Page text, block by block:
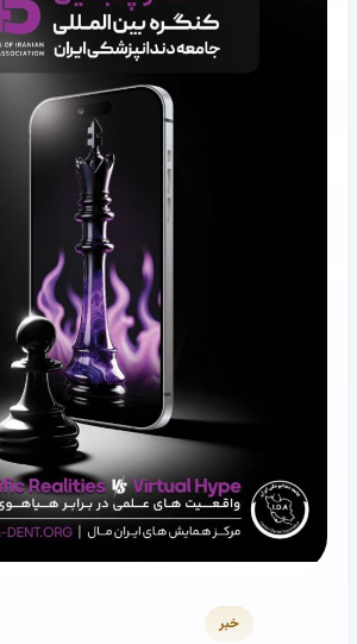
خبر